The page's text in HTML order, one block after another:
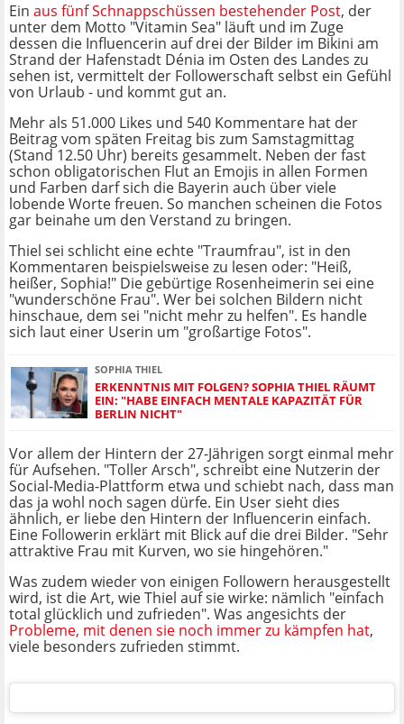
Ein aus fünf Schnappschüssen bestehender Post, der
unter dem Motto "Vitamin Sea" läuft und im Zuge
dessen die Influencerin auf drei der Bilder im Bikini am
Strand der Hafenstadt Dénia im Osten des Landes zu
sehen ist, vermittelt der Followerschaft selbst ein Gefühl
von Urlaub - und kommt gut an.
Mehr als 51.000 Likes und 540 Kommentare hat der
Beitrag vom späten Freitag bis zum Samstagmittag
(Stand 12.50 Uhr) bereits gesammelt. Neben der fast
schon obligatorischen Flut an Emojis in allen Formen
und Farben darf sich die Bayerin auch über viele
lobende Worte freuen. So manchen scheinen die Fotos
gar beinahe um den Verstand zu bringen.
Thiel sei schlicht eine echte "Traumfrau", ist in den
Kommentaren beispielsweise zu lesen oder: "Heiß,
heißer, Sophia!" Die gebürtige Rosenheimerin sei eine
"wunderschöne Frau". Wer bei solchen Bildern nicht
hinschaue, dem sei "nicht mehr zu helfen". Es handle
sich laut einer Userin um "großartige Fotos".
SOPHIA THIEL
ERKENNTNIS MIT FOLGEN? SOPHIA THIEL RÄUMT
EIN: "HABE EINFACH MENTALE KAPAZITÄT FÜR
BERLIN NICHT"
Vor allem der Hintern der 27-Jährigen sorgt einmal mehr
für Aufsehen. "Toller Arsch", schreibt eine Nutzerin der
Social-Media-Plattform etwa und schiebt nach, dass man
das ja wohl noch sagen dürfe. Ein User sieht dies
ähnlich, er liebe den Hintern der Influencerin einfach.
Eine Followerin erklärt mit Blick auf die drei Bilder. "Sehr
attraktive Frau mit Kurven, wo sie hingehören."
Was zudem wieder von einigen Followern herausgestellt
wird, ist die Art, wie Thiel auf sie wirke: nämlich "einfach
total glücklich und zufrieden". Was angesichts der
Probleme, mit denen sie noch immer zu kämpfen hat,
viele besonders zufrieden stimmt.